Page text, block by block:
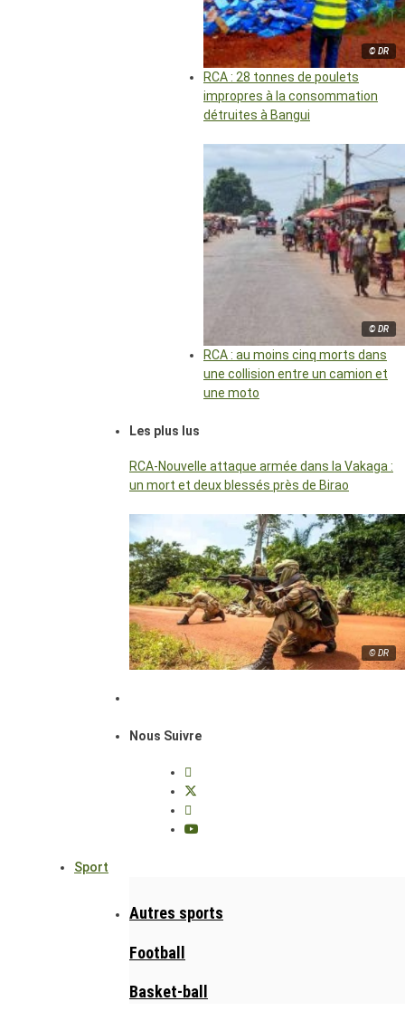
© DR
RCA : 28 tonnes de poulets
impropres à la consommation
détruites à Bangui
© DR
RCA : au moins cinq morts dans
une collision entre un camion et
une moto
Les plus lus
RCA-Nouvelle attaque armée dans la Vakaga :
un mort et deux blessés près de Birao
© DR
Nous Suivre
Sport
Autres sports
Football
Basket-ball